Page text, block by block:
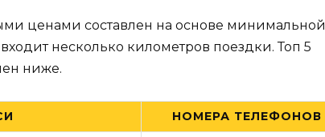
ценами составлен на основе минимальной
несколько километров поездки. Топ 5
ниже.
НОМЕРА ТЕЛЕФОНОВ